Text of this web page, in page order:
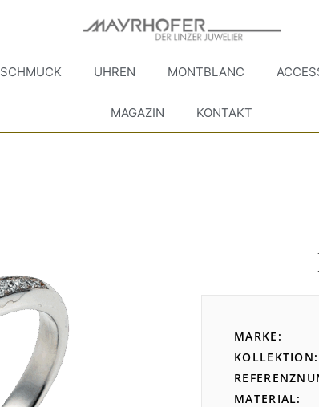
SCHMUCK UHREN MONTBLANC
MAGAZIN KONTAKT
MARKE
KOLLEKTION
MATERIAL